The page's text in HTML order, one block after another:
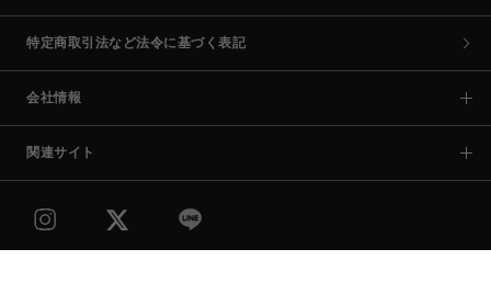
特定商取引法など法令に基づく表記
会社情報
関連サイト